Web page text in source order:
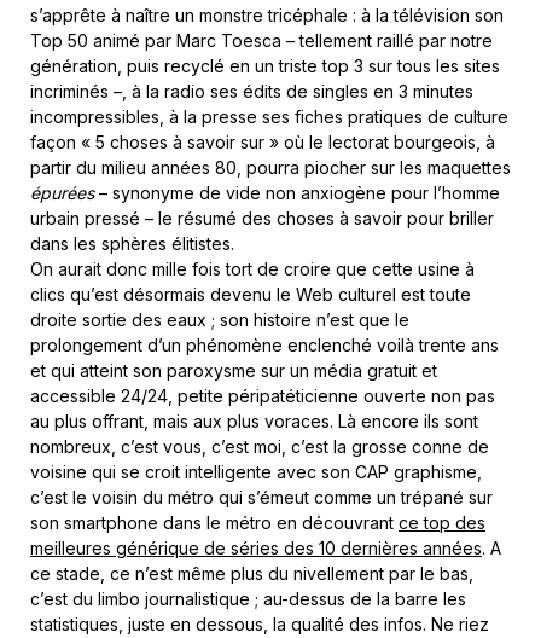
s’apprête à naître un monstre tricéphale : à la télévision son
Top 50 animé par Marc Toesca – tellement raillé par notre
génération, puis recyclé en un triste top 3 sur tous les sites
incriminés –, à la radio ses édits de singles en 3 minutes
incompressibles, à la presse ses fiches pratiques de culture
façon « 5 choses à savoir sur » où le lectorat bourgeois, à
partir du milieu années 80, pourra piocher sur les maquettes
épurées– synonyme de vide non anxiogène pour l’homme
urbain pressé – le résumé des choses à savoir pour briller
dans les sphères élitistes.
On aurait donc mille fois tort de croire que cette usine à
clics qu’est désormais devenu le Web culturel est toute
droite sortie des eaux ; son histoire n’est que le
prolongement d’un phénomène enclenché voilà trente ans
et qui atteint son paroxysme sur un média gratuit et
accessible 24/24, petite péripatéticienne ouverte non pas
au plus offrant, mais aux plus voraces. Là encore ils sont
nombreux, c’est vous, c’est moi, c’est la grosse conne de
voisine qui se croit intelligente avec son CAP graphisme,
c’est le voisin du métro qui s’émeut comme un trépané sur
son smartphone dans le métro en découvrant ce top des
meilleures générique de séries des 10 dernières années. A
ce stade, ce n’est même plus du nivellement par le bas,
c’est du limbo journalistique ; au-dessus de la barre les
statistiques, juste en dessous, la qualité des infos. Ne riez